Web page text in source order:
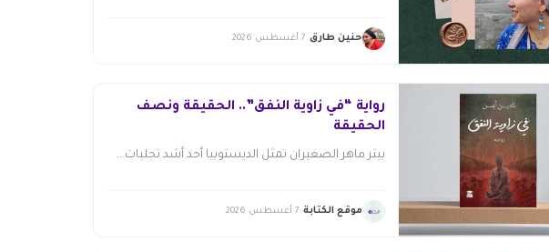
حنين طارق 7 أغسطس 2026
رواية “في زاوية النفق”.. الحقيقة ونصف
الحقيقة
بيتر ماهر الصغيران تمثل الديستوبيا أحد أشد تجليات...
موقع الكتابة 7 أغسطس 2026